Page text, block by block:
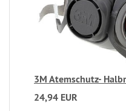
3M Atemschutz-
24,94 EUR